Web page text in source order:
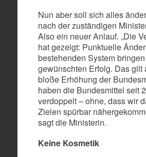
Nun aber soll sich alles
nach der zuständigen
Also ein neuer Anlauf. „Die
hat gezeigt: Punktuelle
bestehenden System
gewünschten Erfolg. Das gilt
bloße Erhöhung der
haben die Bundesmittel seit
verdoppelt – ohne, dass wir
Zielen spürbar
sagt die Ministerin.
Keine Kosmetik